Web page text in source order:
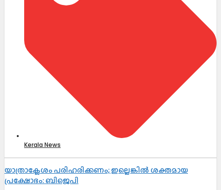
Kerala News
യാത്രാക്ലേശം പരിഹരിക്കണം; ഇല്ലെങ്കിൽ ശക്തമായ
പ്രക്ഷോഭം: ബിജെപി